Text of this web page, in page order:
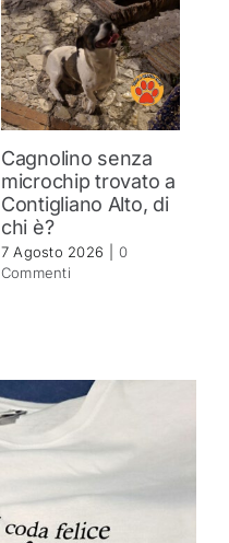
Cagnolino senza
microchip trovato a
Contigliano Alto, di
chi è?
7 Agosto 2026
0
Commenti